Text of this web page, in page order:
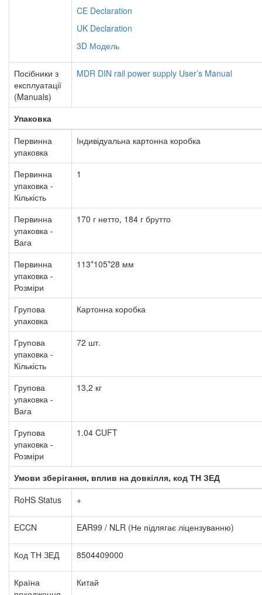
CE Declaration
UK Declaration
3D Модель
Посібники з
експлуатації
(Manuals)
MDR DIN rail power supply User’s Manual
Упаковка
Первинна
упаковка
Індивідуальна картонна коробка
Первинна
упаковка -
Кількість
1
Первинна
упаковка -
Вага
170 г нетто, 184 г брутто
Первинна
упаковка -
Розміри
113*105*28 мм
Групова
упаковка
Картонна коробка
Групова
упаковка -
Кількість
72 шт.
Групова
упаковка -
Вага
13,2 кг
Групова
упаковка -
Розміри
1.04 CUFT
Умови зберігання, вплив на довкілля, код ТН ЗЕД
RoHS Status
+
ECCN EAR99 / NLR (Не підлягає ліцензуванню)
Код ТН ЗЕД 8504409000
Країна
Китай